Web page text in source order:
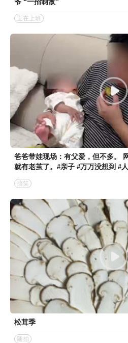
爷 “一招制敌”
正在上班
爸爸带娃现场：有父爱，但不多。
就有老茧了。#亲子 #万万没想到 #
搞笑
松茸季
随拍